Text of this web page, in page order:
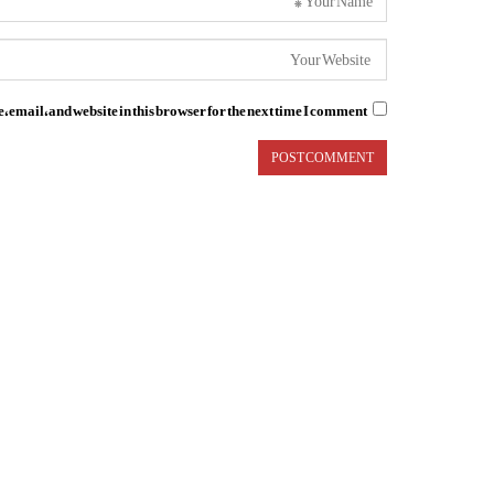
email, and website in this browser for the next time I comment.